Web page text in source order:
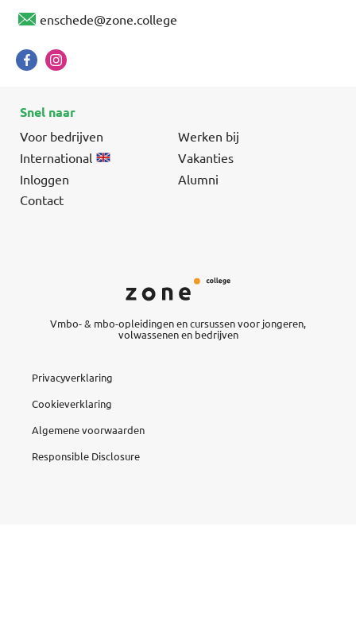
enschede@zone.college
Snel naar
Voor bedrijven
Werken bij
International
Vakanties
Inloggen
Alumni
Contact
Vmbo- & mbo-opleidingen en cursussen voor jongeren,
volwassenen en bedrijven
Privacyverklaring
Cookieverklaring
Algemene voorwaarden
Responsible Disclosure